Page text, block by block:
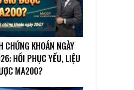
CHỨNG KHOÁN NGÀY
HỒI PHỤC YẾU, LIỆU
MA200?